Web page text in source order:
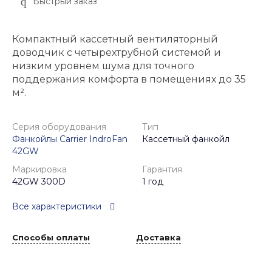
Компактный кассетный вентиляторный
доводчик с четырехтрубной системой и
низким уровнем шума для точного
поддержания комфорта в помещениях до 35
м².
Серия оборудования
Фанкойлы Carrier IndroFan
42GW
Тип
Кассетный фанкойл
Маркировка
42GW 300D
Гарантия
1 год
Все характеристики
Способы оплаты Доставка